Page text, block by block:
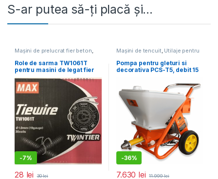
S-ar putea să-ți placă și…
Mașini de prelucrat fier beton,
Utilaje pentru construcții
Role de sarma TW1061T
pentru masini de legat fier
beton Max RB441T
-7%
28 lei 30lei
Mașini de tencuit, Utilaje pentru
construcții
Pompa pentru gleturi si
decorativa PCS-T5, debit 15
-36%
7.630 lei 11.999lei